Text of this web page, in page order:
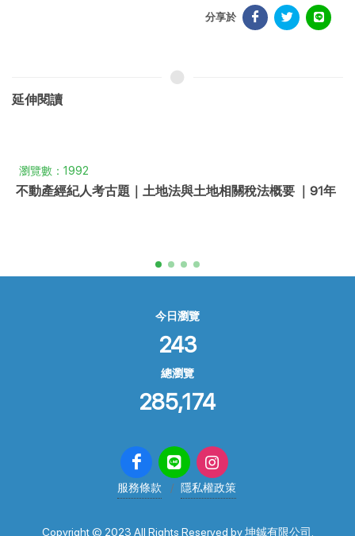
分享於
延伸閱讀
瀏覽數：1992
不動產經紀人考古題｜土地法與土地相關稅法概要 ｜91年
今日瀏覽
243
總瀏覽
285,174
服務條款 隱私權政策
Copyright © 2023 All Rights Reserved by 坤鋮有限公司.